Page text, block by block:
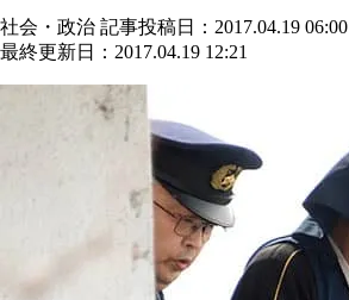
社会・政治 記事投稿日：2017.04.19 06:00
最終更新日：2017.04.19 12:21